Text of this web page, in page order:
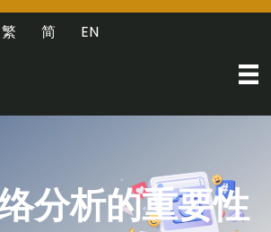
EN
简
繁
分析的重要性